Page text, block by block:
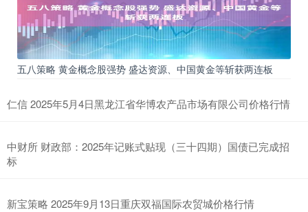
五八策略 黄金概念股强势 盛达资源、中国黄金等斩获两连板
仁信 2025年5月4日黑龙江省华博农产品市场有限公司价格行情
中财所 财政部：2025年记账式贴现（三十四期）国债已完成招
标
新宝策略 2025年9月13日重庆双福国际农贸城价格行情